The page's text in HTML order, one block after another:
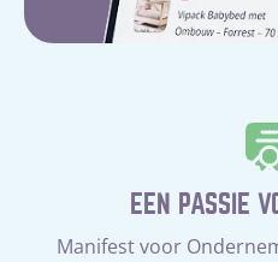
EEN PASSIE
Manifest voor